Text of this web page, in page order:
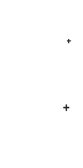
+
+